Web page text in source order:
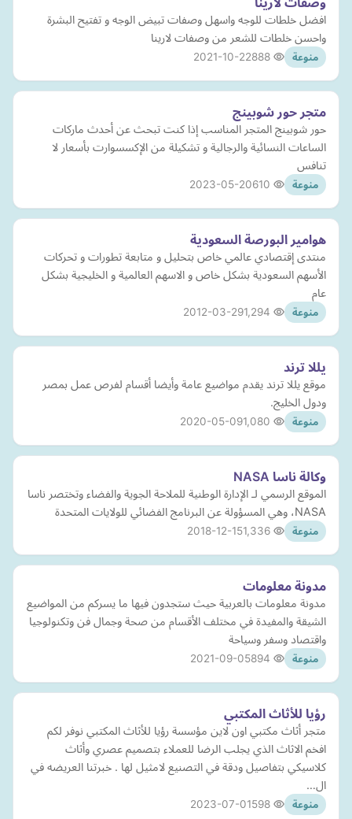
افضل خلطات للوجه واسهل وصفات تبيض الوجه و تفتيح البشرة
واحسن خلطات للشعر من وصفات لارينا
منوعة 2021-10-22
متجر حور شوبينج
حور شوبينج المتجر المناسب إذا كنت تبحث عن أحدث ماركات
الساعات النسائية والرجالية و تشكيلة من الإكسسوارت بأسعار لا
تنافس
منوعة 2023-05-20
هوامير البورصة السعودية
منتدى إقتصادي عالمي خاص بتحليل و متابعة تطورات و تحركات
الأسهم السعودية بشكل خاص و الاسهم العالمية و الخليجية بشكل
عام
منوعة 2012-03-29
يللا ترند
موقع يللا ترند يقدم مواضيع عامة وأيضا أقسام لفرص عمل بمصر
ودول الخليج.
منوعة 2020-05-09
وكالة ناسا NASA
الموقع الرسمي لـ الإدارة الوطنية للملاحة الجوية والفضاء وتختصر ناسا
NASA، وهي المسؤولة عن البرنامج الفضائي للولايات المتحدة
منوعة 2018-12-15
مدونة معلومات
مدونة معلومات بالعربية حيث ستجدون فيها ما يسركم من المواضيع
الشيقة والمفيدة في مختلف الأقسام من صحة وجمال فن وتكنولوجيا
واقتصاد وسفر وسياحة
منوعة 2021-09-05
رؤيا للأثاث المكتبي
متجر أثاث مكتبي اون لاين مؤسسة رؤيا للأثاث المكتبي نوفر لكم
افخم الاثاث الذي يجلب الرضا للعملاء بتصميم عصري وأثاث
كلاسيكي بتفاصيل ودقة في التصنيع لامثيل لها . خبرتنا العريضه في
ال…
منوعة 2023-07-01